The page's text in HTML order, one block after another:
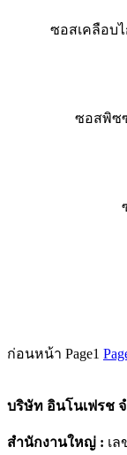
ซอสเคลือบ
ซอสพิซ
ก่อนหน้า Page1
บริษัท อินโนเฟรช
สำนักงานใหญ่ : เ